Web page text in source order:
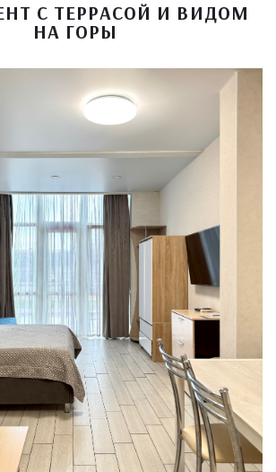
С ТЕРРАСОЙ И ВИДОМ
НА ГОРЫ